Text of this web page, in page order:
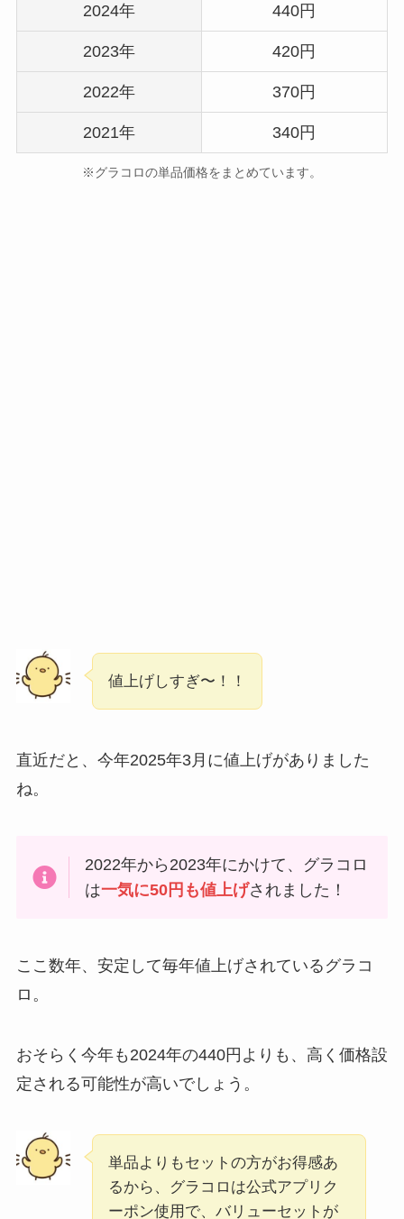
2024年 440円
2023年 420円
2022年 370円
2021年 340円
※グラコロの単品価格をまとめています。
値上げしすぎ〜！！
直近だと、今年2025年3月に値上げがありました
ね。
2022年から2023年にかけて、グラコロ
は一気に50円も値上げされました！
ここ数年、安定して毎年値上げされているグラコ
ロ。
おそらく今年も2024年の440円よりも、高く価格設
定される可能性が高いでしょう。
単品よりもセットの方がお得感あ
るから、グラコロは公式アプリク
ーポン使用で、バリューセットが